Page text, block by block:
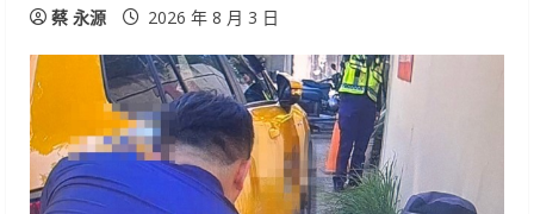
蔡 永源 2026 年 8 月 3 日